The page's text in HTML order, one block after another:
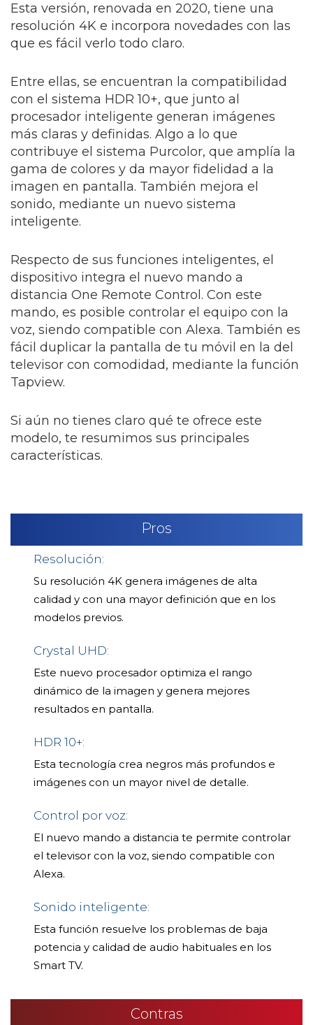
Esta versión, renovada en 2020, tiene una
resolución 4K e incorpora novedades con las
que es fácil verlo todo claro.
Entre ellas, se encuentran la compatibilidad
con el sistema HDR 10+, que junto al
procesador inteligente generan imágenes
más claras y definidas. Algo a lo que
contribuye el sistema Purcolor, que amplía la
gama de colores y da mayor fidelidad a la
imagen en pantalla. También mejora el
sonido, mediante un nuevo sistema
inteligente.
Respecto de sus funciones inteligentes, el
dispositivo integra el nuevo mando a
distancia One Remote Control. Con este
mando, es posible controlar el equipo con la
voz, siendo compatible con Alexa. También es
fácil duplicar la pantalla de tu móvil en la del
televisor con comodidad, mediante la función
Tapview.
Si aún no tienes claro qué te ofrece este
modelo, te resumimos sus principales
características.
Pros
Resolución:
Su resolución 4K genera imágenes de alta
calidad y con una mayor definición que en los
modelos previos.
Crystal UHD:
Este nuevo procesador optimiza el rango
dinámico de la imagen y genera mejores
resultados en pantalla.
HDR 10+:
Esta tecnología crea negros más profundos e
imágenes con un mayor nivel de detalle.
Control por voz:
El nuevo mando a distancia te permite controlar
el televisor con la voz, siendo compatible con
Alexa.
Sonido inteligente:
Esta función resuelve los problemas de baja
potencia y calidad de audio habituales en los
Smart TV.
Contras